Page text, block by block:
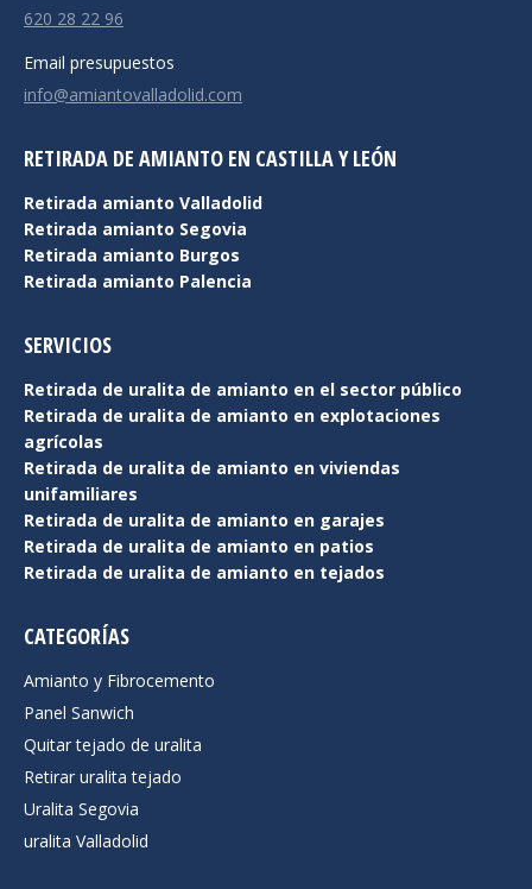
620 28 22 96
Email presupuestos
info@amiantovalladolid.com
RETIRADA DE AMIANTO EN CASTILLA Y LEÓN
Retirada amianto Valladolid
Retirada amianto Segovia
Retirada amianto Burgos
Retirada amianto Palencia
SERVICIOS
Retirada de uralita de amianto en el sector público
Retirada de uralita de amianto en explotaciones
agrícolas
Retirada de uralita de amianto en viviendas
unifamiliares
Retirada de uralita de amianto en garajes
Retirada de uralita de amianto en patios
Retirada de uralita de amianto en tejados
CATEGORÍAS
Amianto y Fibrocemento
Panel Sanwich
Quitar tejado de uralita
Retirar uralita tejado
Uralita Segovia
uralita Valladolid